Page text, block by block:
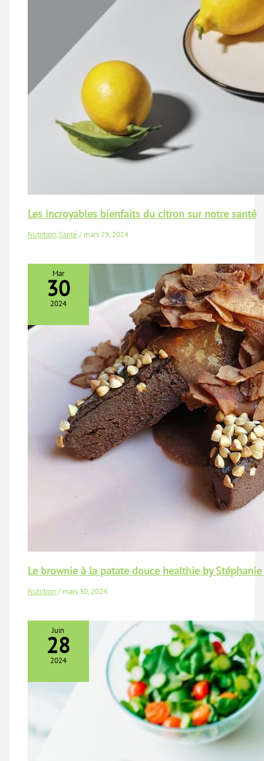
Les incroyables bienfaits du citron sur notre santé
Nutrition,Santé / mars 29, 2024
Mar
30
2024
Le brownie à la patate douce healthie by
Nutrition/ mars 30, 2024
Juin
28
2024